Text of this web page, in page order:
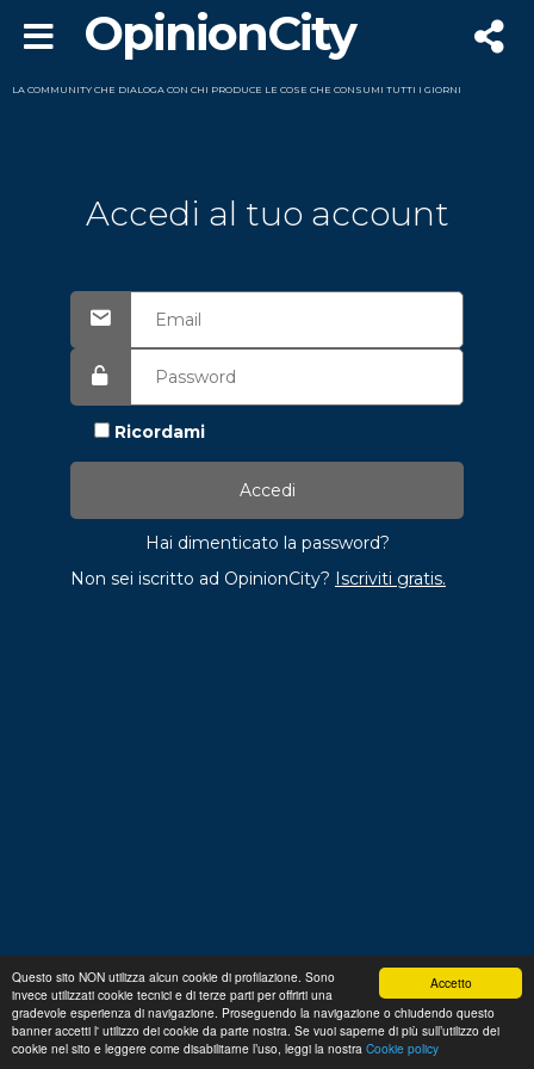
Accetto
Questo sito NON utilizza alcun cookie di profilazione. Sono
invece utilizzati cookie tecnici e di terze parti per offrirti una
gradevole esperienza di navigazione. Proseguendo la navigazione o chiudendo questo
banner accetti l' utilizzo dei cookie da parte nostra. Se vuoi saperne di più sull’utilizzo dei
cookie nel sito e leggere come disabilitarne l’uso, leggi la nostra Cookie policy
OpinionCity
LA COMMUNITY CHE DIALOGA CON CHI PRODUCE LE COSE CHE CONSUMI TUTTI I GIORNI
Accedi al tuo account
Ricordami
Hai dimenticato la password?
Non sei iscritto ad OpinionCity? Iscriviti gratis.
Regolamento Privacy Domande frequenti
Cookie
policy
p. iva 13356630155
Copyright © 2026 Advance S.r.L.